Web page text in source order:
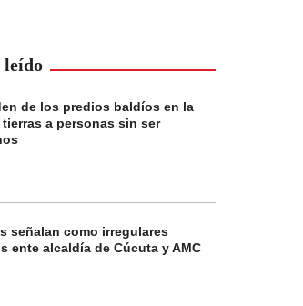
leído
de los predios baldíos en la
tierras a personas sin ser
señalan como irregulares
ente alcaldía de Cúcuta y AMC